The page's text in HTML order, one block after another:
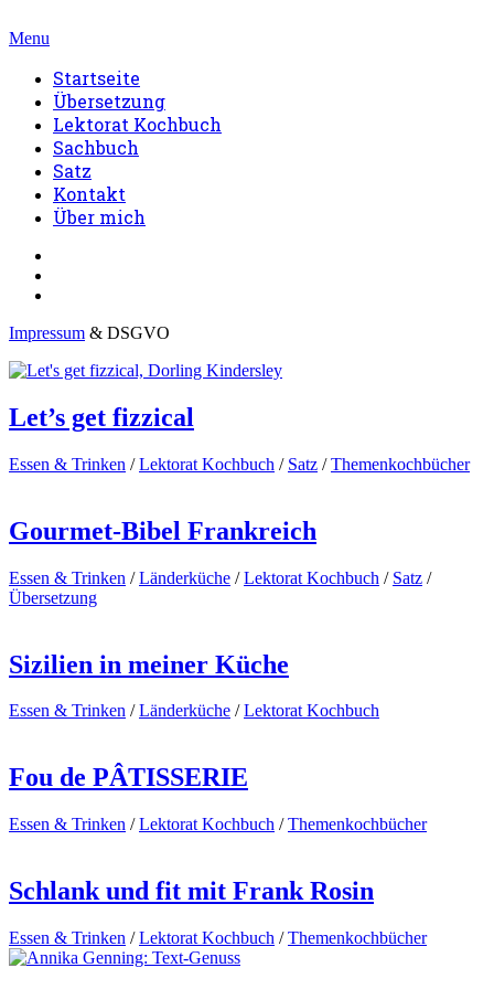
Menu
Startseite
Übersetzung
Lektorat Kochbuch
Sachbuch
Satz
Kontakt
Über mich
Impressum & DSGVO
Let’s get fizzical
Essen & Trinken /Lektorat Kochbuch / Satz /Themenkochbücher
Gourmet-Bibel Frankreich
Essen & Trinken /Länderküche /Lektorat Kochbuch / Satz /
Übersetzung
Sizilien in meiner Küche
Essen & Trinken /Länderküche /Lektorat Kochbuch
Fou de PÂTISSERIE
Essen & Trinken /Lektorat Kochbuch /Themenkochbücher
Schlank und fit mit Frank Rosin
Essen & Trinken /Lektorat Kochbuch /Themenkochbücher